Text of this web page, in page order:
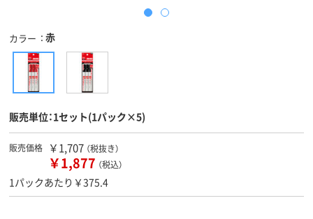
カラー 赤
販売単位：1セット(1パック×5)
販売価格 ￥1,707 （税抜き）
￥1,877 （税込）
1パックあたり￥375.4